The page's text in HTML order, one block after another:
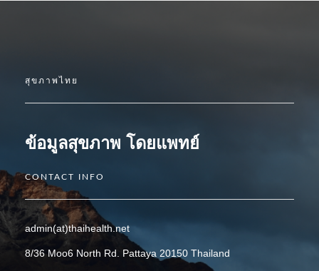
สุขภาพไทย
ข้อมูลสุขภาพ โดยแพทย์
CONTACT INFO
admin(at)thaihealth.net
8/36 Moo6 North Rd. Pattaya 20150 Thailand